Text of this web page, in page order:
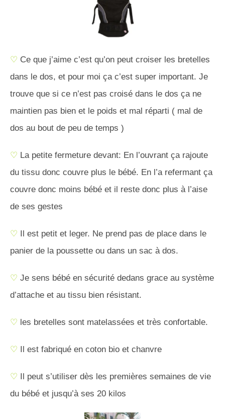
♡ Ce que j’aime c’est qu’on peut croiser les bretelles
dans le dos, et pour moi ça c’est super important. Je
trouve que si ce n’est pas croisé dans le dos ça ne
maintien pas bien et le poids et mal réparti ( mal de
dos au bout de peu de temps )
♡ La petite fermeture devant: En l’ouvrant ça rajoute
du tissu donc couvre plus le bébé. En l’a refermant ça
couvre donc moins bébé et il reste donc plus à l’aise
de ses gestes
♡ Il est petit et leger. Ne prend pas de place dans le
panier de la poussette ou dans un sac à dos.
♡ Je sens bébé en sécurité dedans grace au système
d’attache et au tissu bien résistant.
♡ les bretelles sont matelassées et très confortable.
♡ Il est fabriqué en coton bio et chanvre
♡ Il peut s’utiliser dès les premières semaines de vie
du bébé et jusqu’à ses 20 kilos